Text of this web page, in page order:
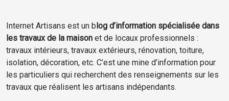
Internet Artisans est un b log d’information spécialisée dans
les travaux de la maison et de locaux professionnels :
travaux intérieurs, travaux extérieurs, rénovation, toiture,
isolation, décoration, etc. C’est une mine d’information pour
les particuliers qui recherchent des renseignements sur les
travaux que réalisent les artisans indépendants.